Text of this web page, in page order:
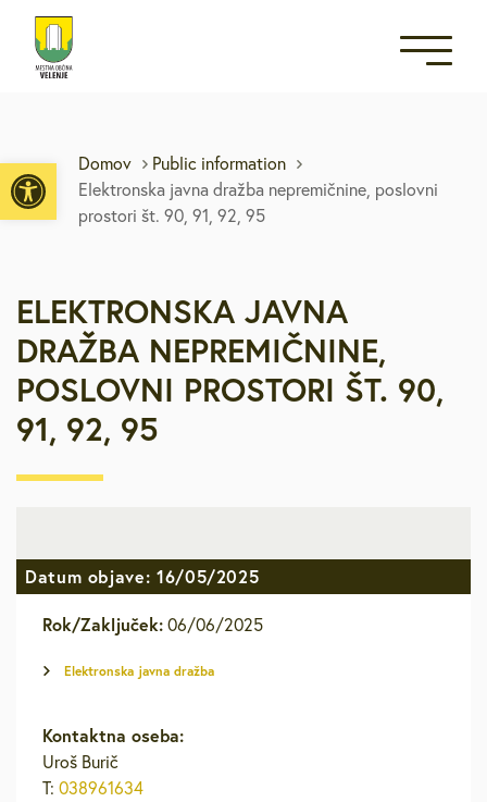
Open toolbar
Domov
Public information
Elektronska javna dražba nepremičnine, poslovni
prostori št. 90, 91, 92, 95
ELEKTRONSKA JAVNA
DRAŽBA NEPREMIČNINE,
POSLOVNI PROSTORI ŠT. 90,
91, 92, 95
Datum objave: 16/05/2025
Rok/Zaključek: 06/06/2025
Elektronska javna dražba
Kontaktna oseba:
Uroš Burič
T: 038961634